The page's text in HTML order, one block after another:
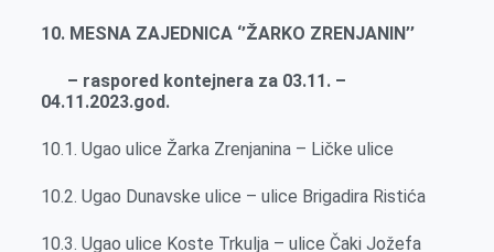
10. MESNA ZAJEDNICA ‘’ŽARKO ZRENJANIN’’
– raspored kontejnera za 03.11. –
04.11.2023.god.
10.1. Ugao ulice Žarka Zrenjanina – Ličke ulice
10.2. Ugao Dunavske ulice – ulice Brigadira Ristića
10.3. Ugao ulice Koste Trkulja – ulice Čaki Jožefa